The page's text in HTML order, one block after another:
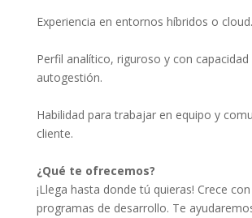
Experiencia en entornos híbridos o cloud.
Perfil analítico, riguroso y con capacidad
autogestión.
Habilidad para trabajar en equipo y
cliente.
¿Qué te ofrecemos?
¡Llega hasta donde tú quieras! Crece
programas de desarrollo. Te